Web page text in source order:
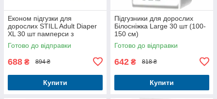
Економ підгузки для
дорослих STILL Adult Diaper
XL 30 шт памперси з
індикатором наповнення
Готово до відправки
688 ₴ 894 ₴
Купити
Підгузники для дорослих
Білосніжка Large 30 шт (100-
150 см)
Готово до відправки
642 ₴ 818 ₴
Купити